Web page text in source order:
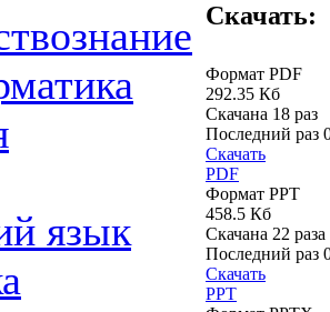
язык
Скачать:
Формат PDF
292.35 Кб
Скачана 18 раз
Последний раз
Скачать
PDF
Формат PPT
458.5 Кб
Скачана 22 раза
Последний раз
Скачать
PPT